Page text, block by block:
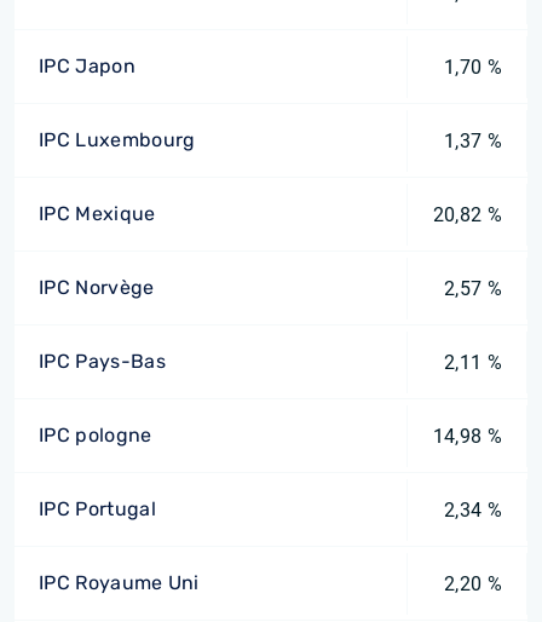
IPC Japon 1,70 %
IPC Luxembourg 1,37 %
IPC Mexique 20,82 %
IPC Norvège 2,57 %
IPC Pays-Bas 2,11 %
IPC pologne 14,98 %
IPC Portugal 2,34 %
IPC Royaume Uni 2,20 %